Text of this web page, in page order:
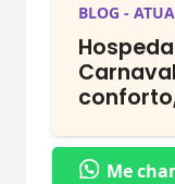
BLOG -
Me